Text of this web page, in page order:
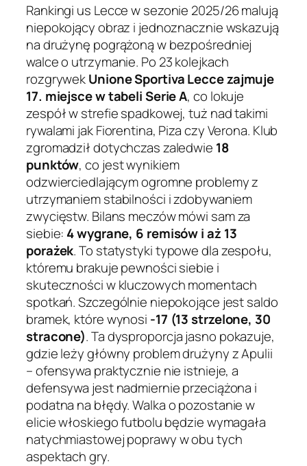
Rankingi us Lecce w sezonie 2025/26 malują
niepokojący obraz i jednoznacznie wskazują
na drużynę pogrążoną w bezpośredniej
walce o utrzymanie. Po 23 kolejkach
rozgrywekUnione Sportiva Lecce zajmuje
17. miejsce w tabeli Serie A, co lokuje
zespół w strefie spadkowej, tuż nad takimi
rywalami jak Fiorentina, Piza czy Verona. Klub
zgromadził dotychczas zaledwie 18
punktów, co jest wynikiem
odzwierciedlającym ogromne problemy z
utrzymaniem stabilności i zdobywaniem
zwycięstw. Bilans meczów mówi sam za
siebie: 4 wygrane, 6 remisów i aż 13
porażek. To statystyki typowe dla zespołu,
któremu brakuje pewności siebie i
skuteczności w kluczowych momentach
spotkań. Szczególnie niepokojące jest saldo
bramek, które wynosi -17 (13 strzelone, 30
stracone). Ta dysproporcja jasno pokazuje,
gdzie leży główny problem drużyny z Apulii
– ofensywa praktycznie nie istnieje, a
defensywa jest nadmiernie przeciążona i
podatna na błędy. Walka o pozostanie w
elicie włoskiego futbolu będzie wymagała
natychmiastowej poprawy w obu tych
aspektach gry.